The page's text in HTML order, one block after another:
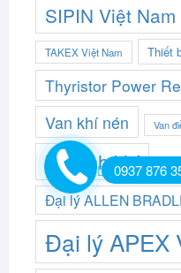
SIPIN Việt Nam
TAKEX Việt Nam Thiết
Thyristor Power
Van khí nén Van
Xy lanh khí
Đại lý ALLEN
Đại lý APEX
0937 876